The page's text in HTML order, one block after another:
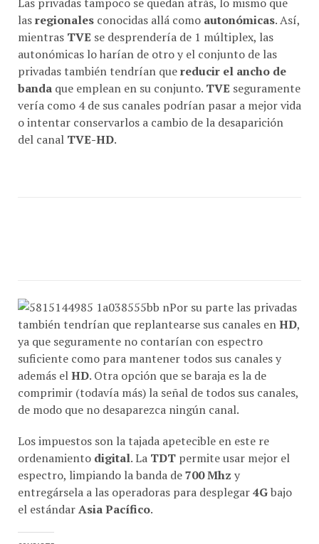
las regionalesconocidas allá comoautonómicas.Así,
mientrasTVE se desprendería de 1 múltiplex, las
autonómicas lo harían de otro y el conjunto de las
privadas también tendrían quereducir el ancho de
bandaque emplean en su conjunto.TVEseguramente
vería como 4 de sus canales podrían pasar a mejor vida
o intentar conservarlos a cambio de la desaparición
del canalTVE-HD.
también tendrían que replantearse sus canales enHD
ya que seguramente no contarían con espectro
suficiente como para mantener todos sus canales y
además el HD. Otra opción que se baraja es la de
comprimir (todavía más) la señal de todos sus canales,
de modo que no desaparezca ningún canal.
ordenamiento digital. LaTDTpermite usar mejor el
espectro, limpiando la banda de700 Mhzy
entregársela a las operadoras para desplegar
el estándarAsia Pacífico.
COMPARTE